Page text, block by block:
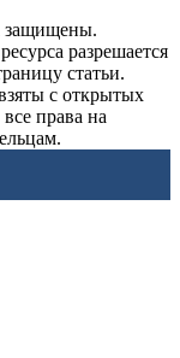
защищены.
разрешается
статьи.
с открытых
права на